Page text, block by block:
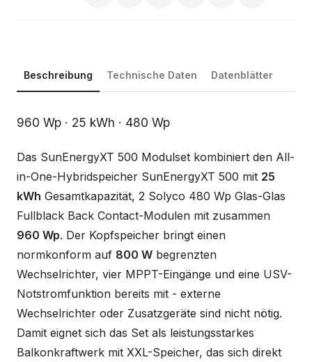
Beschreibung Technische Daten Datenblätter
Beschreibung
960 Wp · 25 kWh · 480 Wp
Das SunEnergyXT 500 Modulset kombiniert den All-
in-One-Hybridspeicher SunEnergyXT 500 mit 25
kWh Gesamtkapazität, 2 Solyco 480 Wp Glas-Glas
Fullblack Back Contact-Modulen mit zusammen
960 Wp. Der Kopfspeicher bringt einen
normkonform auf 800 W begrenzten
Wechselrichter, vier MPPT-Eingänge und eine USV-
Notstromfunktion bereits mit - externe
Wechselrichter oder Zusatzgeräte sind nicht nötig.
Damit eignet sich das Set als leistungsstarkes
Balkonkraftwerk mit XXL-Speicher, das sich direkt